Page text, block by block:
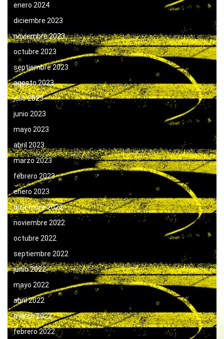
enero 2024
diciembre 2023
noviembre 2023
octubre 2023
septiembre 2023
agosto 2023
julio 2023
junio 2023
mayo 2023
abril 2023
marzo 2023
febrero 2023
enero 2023
diciembre 2022
noviembre 2022
octubre 2022
septiembre 2022
junio 2022
mayo 2022
abril 2022
marzo 2022
febrero 2022